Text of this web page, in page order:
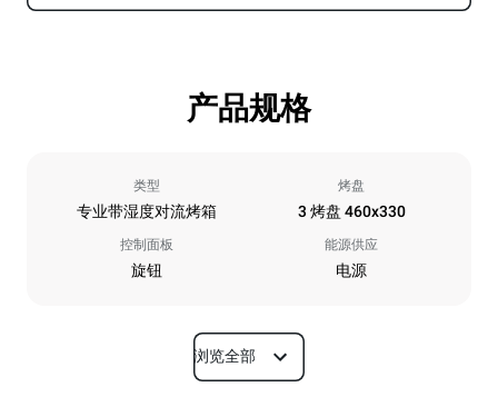
产品规格
类型
专业带湿度对流烤箱
烤盘
3 烤盘 460x330
控制面板
旋钮
能源供应
电源
尺寸
浏览全部